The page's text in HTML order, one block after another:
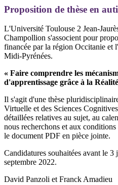
Proposition de thèse en
L'Université Toulouse 2 Jean-
Champollion s'associent pour
financée par la région Occitanie et
Midi-Pyrénées.
« Faire comprendre les
d'apprentissage grâce à la
Il s'agit d'une thèse
Virtuelle et des Sciences
détaillées relatives au sujet, au
nous recherchons et aux
le document PDF en pièce jointe.
Candidatures souhaitées avant le
septembre 2022.
David Panzoli et Franck Amadieu